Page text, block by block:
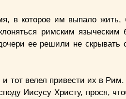
в которое им выпало жить,
римским языческим
ее решили не скрывать
тот велел привести их в
Иисусу Христу, прося,